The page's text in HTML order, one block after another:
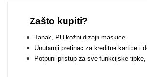
Zašto kupiti?
Tanak, PU kožni dizajn maskice
Unutarnji pretinac za kreditne kartice i
Potpuni pristup za sve funkcijske
Zodiac